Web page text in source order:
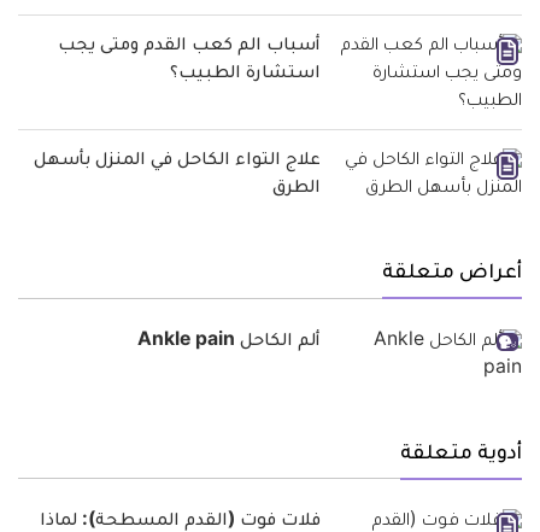
أسباب الم كعب القدم ومتى يجب
استشارة الطبيب؟
علاج التواء الكاحل في المنزل بأسهل
الطرق
أعراض متعلقة
ألم الكاحل Ankle pain
أدوية متعلقة
فلات فوت (القدم المسطحة): لماذا